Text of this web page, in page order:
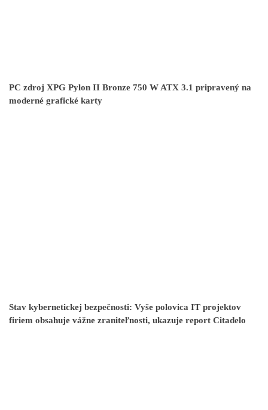
PC zdroj XPG Pylon II Bronze 750 W ATX 3.1 pripravený na
moderné grafické karty
Stav kybernetickej bezpečnosti: Vyše polovica IT projektov
firiem obsahuje vážne zraniteľnosti, ukazuje report Citadelo